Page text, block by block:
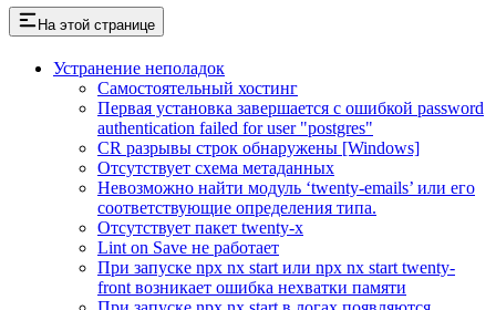
На этой странице
Устранение неполадок
Самостоятельный хостинг
Первая установка завершается с ошибкой password
authentication failed for user "postgres"
CR разрывы строк обнаружены [Windows]
Отсутствует схема метаданных
Невозможно найти модуль ‘twenty-emails’ или его
соответствующие определения типа.
Отсутствует пакет twenty-x
Lint on Save не работает
При запуске npx nx start или npx nx start twenty-
front возникает ошибка нехватки памяти